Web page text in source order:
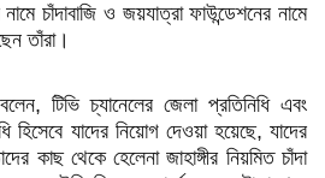
চাঁদাবাজি ও জয়যাত্রা ফাউন্ডেশনের নামে
তাঁরা।
টিভি চ্যানেলের জেলা প্রতিনিধি এবং
হিসেবে যাদের নিয়োগ দেওয়া হয়েছে, যাদের
কাছ থেকে হেলেনা জাহাঙ্গীর নিয়মিত চাঁদা